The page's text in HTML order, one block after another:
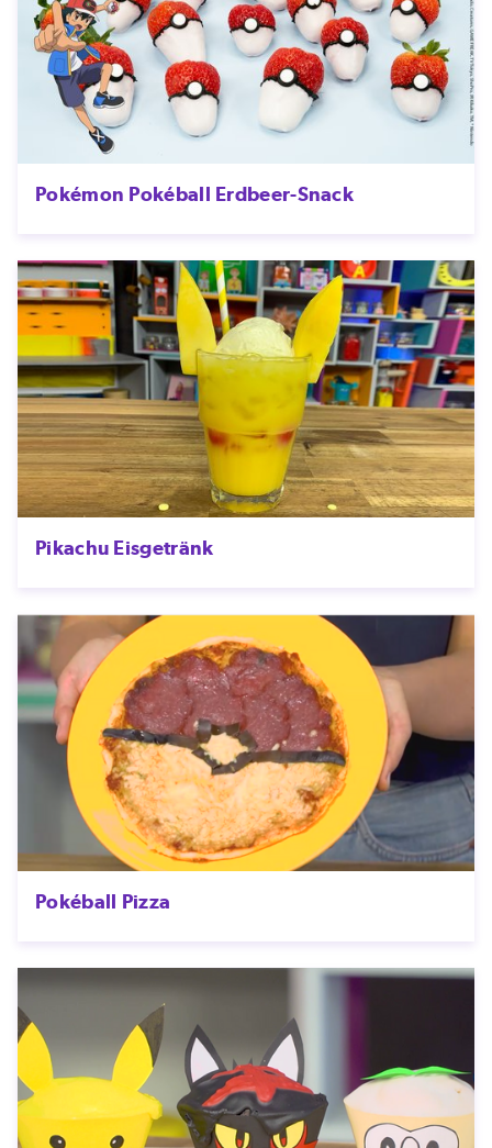
Pokémon Pokéball Erdbeer-Snack
Pikachu Eisgetränk
Pokéball Pizza